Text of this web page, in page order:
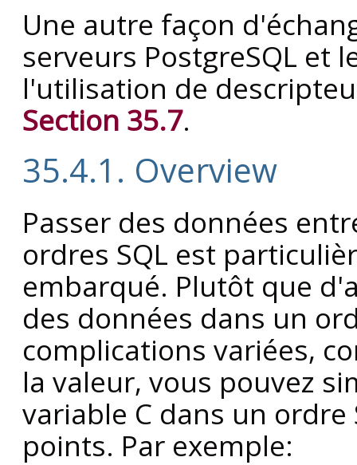
Une autre façon
serveurs PostgreSQL et
l'utilisation de
Section 35.7.
35.4.1. Overview
Passer des données
ordres SQL est
embarqué. Plutôt que
des données dans un
complications variées,
la valeur, vous pouvez
variable C dans un
points. Par exemple: